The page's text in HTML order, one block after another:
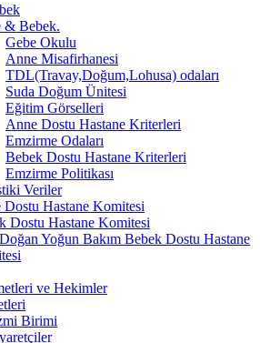
& Bebek.
Gebe Okulu
Anne Misafirhanesi
TDL(Travay,Doğum,Lohusa) odaları
Suda Doğum Ünitesi
Eğitim Görselleri
Anne Dostu Hastane Kriterleri
Emzirme Odaları
Bebek Dostu Hastane Kriterleri
Emzirme Politikası
Veriler
Dostu Hastane Komitesi
Dostu Hastane Komitesi
Yoğun Bakım Bebek Dostu Hastane
ve Hekimler
Birimi